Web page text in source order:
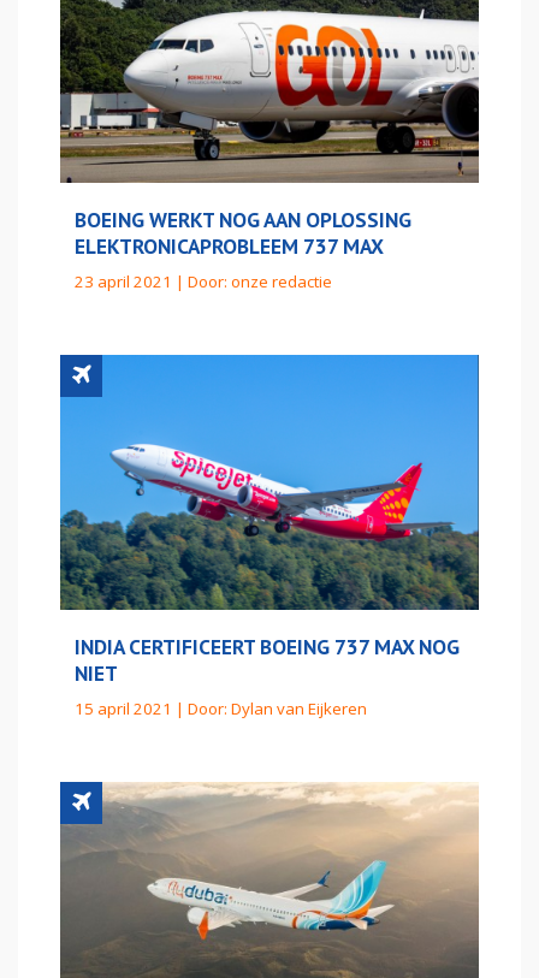
BOEING WERKT NOG AAN OPLOSSING
ELEKTRONICAPROBLEEM 737 MAX
23 april 2021 | Door: onze redactie
INDIA CERTIFICEERT BOEING 737 MAX NOG
NIET
15 april 2021 | Door: Dylan van Eijkeren